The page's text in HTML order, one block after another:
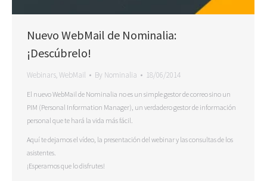
Nuevo WebMail de Nominalia:
¡Descúbrelo!
Webinars,WebMail By Nominalia 18/06/2014
El nuevo WebMail de Nominalia no es un simple gestor de correo sino un
PIM (Personal Information Manager), un verdadero gestor de información
personal que te hará la vida más fácil.
Aquí te dejamos el vídeo, la presentación del webinar y las consultas de los
asistentes.
¡Esperamos que lo disfrutes!